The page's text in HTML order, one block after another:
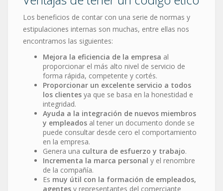
Los beneficios de contar con una serie de normas y
estipulaciones internas son muchas, entre ellas nos
encontramos las siguientes:
Mejora la eficiencia de la empresa al
proporcionar el más alto nivel de servicio de
forma rápida, competente y cortés.
Proporcionar un excelente servicio a todos
los clientes ya que se basa en la honestidad e
integridad.
Ayuda a la integración de nuevos miembros
y empleados al tener un documento donde se
puede consultar desde cero el comportamiento
en la empresa.
Genera una cultura de esfuerzo y trabajo.
Incrementa la marca personal y el renombre
de la compañía.
Es muy útil con la formación de empleados,
agentes y representantes del comerciante